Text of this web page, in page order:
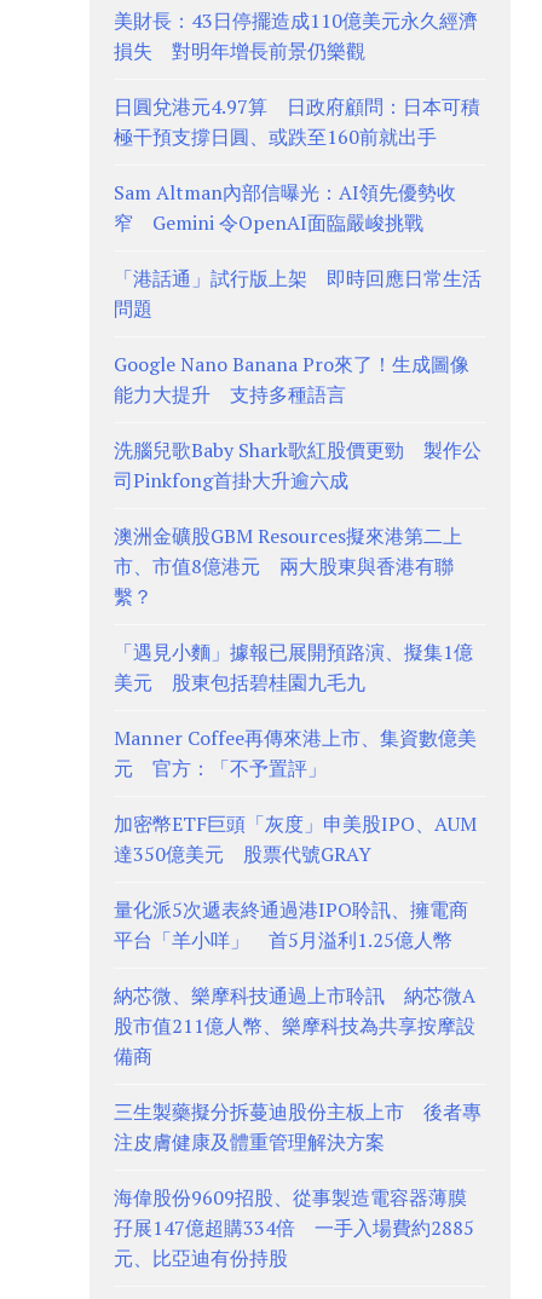
美財長：43日停擺造成110億美元永久經濟
損失 對明年增長前景仍樂觀
日圓兌港元4.97算 日政府顧問：日本可積
極干預支撐日圓、或跌至160前就出手
Sam Altman內部信曝光：AI領先優勢收
窄 Gemini 令OpenAI面臨嚴峻挑戰
「港話通」試行版上架 即時回應日常生活
問題
Google Nano Banana Pro來了！生成圖像
能力大提升 支持多種語言
洗腦兒歌Baby Shark歌紅股價更勁 製作公
司Pinkfong首掛大升逾六成
澳洲金礦股GBM Resources擬來港第二上
市、市值8億港元 兩大股東與香港有聯
繫？
「遇見小麵」據報已展開預路演、擬集1億
美元 股東包括碧桂園九毛九
Manner Coffee再傳來港上市、集資數億美
元 官方：「不予置評」
加密幣ETF巨頭「灰度」申美股IPO、AUM
達350億美元 股票代號GRAY
量化派5次遞表終通過港IPO聆訊、擁電商
平台「羊小咩」 首5月溢利1.25億人幣
納芯微、樂摩科技通過上市聆訊 納芯微A
股市值211億人幣、樂摩科技為共享按摩設
備商
三生製藥擬分拆蔓迪股份主板上市 後者專
注皮膚健康及體重管理解決方案
海偉股份9609招股、從事製造電容器薄膜
孖展147億超購334倍 一手入場費約2885
元、比亞迪有份持股